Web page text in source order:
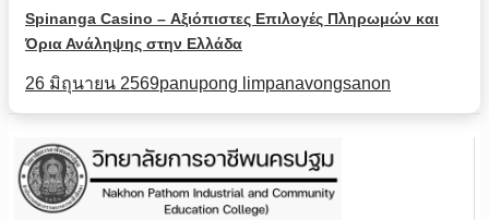
Spinanga Casino – Αξιόπιστες Επιλογές Πληρωμών και
Όρια Ανάληψης στην Ελλάδα
26 มิถุนายน 2569panupong limpanavongsanon